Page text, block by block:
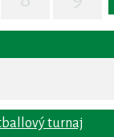
turnaj